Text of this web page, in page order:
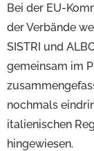
Bei der EU-
der Verbände
SISTRI und
gemeinsam im
nochmals
italienischen
hingewiesen.